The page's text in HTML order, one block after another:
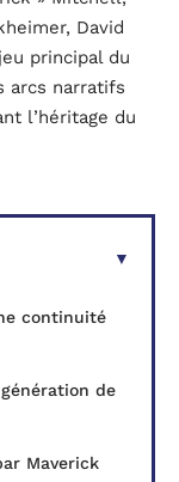
David
principal du
arcs narratifs
l’héritage du
continuité
de
Maverick